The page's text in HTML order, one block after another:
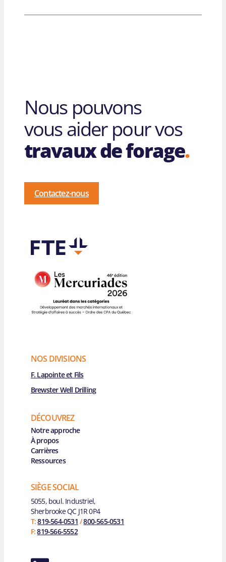
Nous pouvons
vous aider pour vos
travaux de forage.
Contactez-nous
NOS DIVISIONS
F. Lapointe et Fils
Brewster Well Drilling
DÉCOUVREZ
Main Navigation
Notre approche
À propos
Carrières
Ressources
SIÈGE SOCIAL
5055, boul. Industriel,
Sherbrooke QC J1R 0P4
T:819-564-0531 /800-565-0531
F:819-566-5552